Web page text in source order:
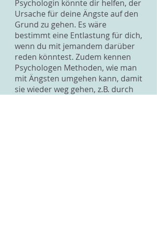
Psychologin könnte dir helfen, der
Ursache für deine Ängste auf den
Grund zu gehen. Es wäre
bestimmt eine Entlastung für dich,
wenn du mit jemandem darüber
reden könntest. Zudem kennen
Psychologen Methoden, wie man
mit Ängsten umgehen kann, damit
sie wieder weg gehen, z.B. durch